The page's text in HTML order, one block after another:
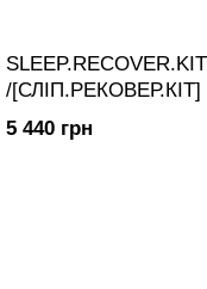
SLEEP.RECOVER.KIT
/[СЛІП.РЕКОВЕР.КІТ]
відновлення волосся "Нічне
відновлення"
5 440 грн